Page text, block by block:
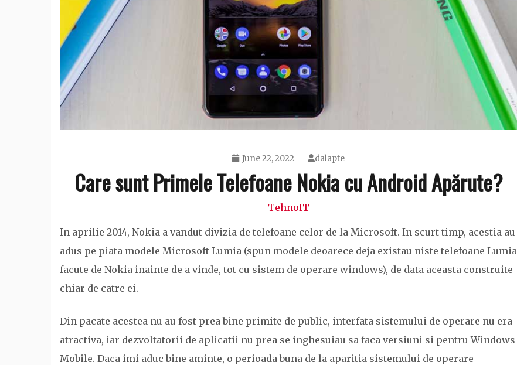
June 22, 2022 dalapte
Care sunt Primele Telefoane Nokia cu Android Apărute?
TehnoIT
In aprilie 2014, Nokia a vandut divizia de telefoane celor de la Microsoft. In scurt timp, acestia au
adus pe piata modele Microsoft Lumia (spun modele deoarece deja existau niste telefoane Lumia
facute de Nokia inainte de a vinde, tot cu sistem de operare windows), de data aceasta construite
chiar de catre ei.
Din pacate acestea nu au fost prea bine primite de public, interfata sistemului de operare nu era
atractiva, iar dezvoltatorii de aplicatii nu prea se inghesuiau sa faca versiuni si pentru Windows
Mobile. Daca imi aduc bine aminte, o perioada buna de la aparitia sistemului de operare